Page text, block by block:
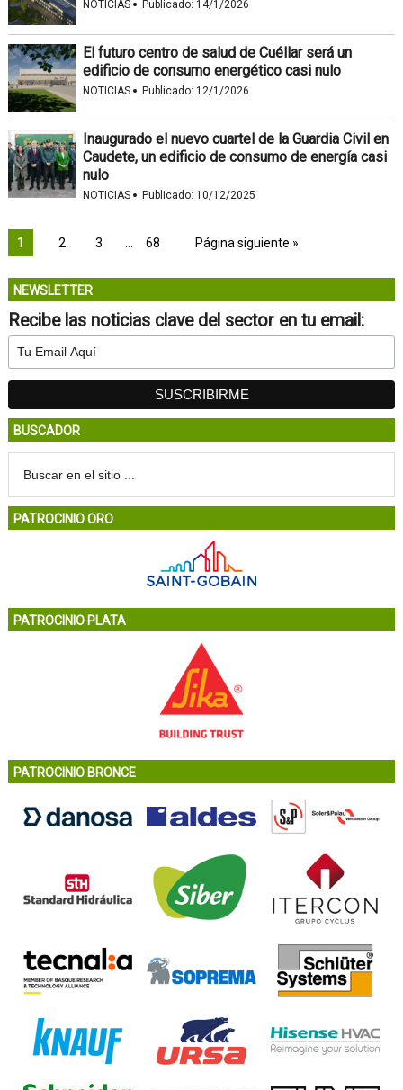
NOTICIAS Publicado: 14/1/2026
El futuro centro de salud de Cuéllar será un
edificio de consumo energético casi nulo
NOTICIAS · Publicado: 12/1/2026
Inaugurado el nuevo cuartel de la Guardia Civil en
Caudete, un edificio de consumo de energía casi
nulo
NOTICIAS · Publicado: 10/12/2025
1 2 3 68 Página siguiente »
NEWSLETTER
Recibe las noticias clave del sector en tu email:
BUSCADOR
PATROCINIO ORO
PATROCINIO PLATA
PATROCINIO BRONCE